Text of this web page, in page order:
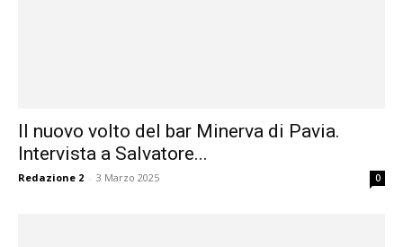
Il nuovo volto del bar Minerva di Pavia.
Intervista a Salvatore...
Redazione 2 - 3 Marzo 2025 0